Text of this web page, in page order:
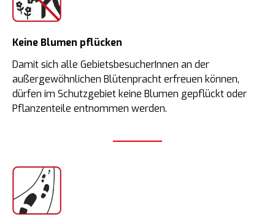
Keine Blumen pflücken
Damit sich alle Gebietsbesucher­Innen an der
außergewöhnlichen Blütenpracht erfreuen können,
dürfen im Schutzgebiet keine Blumen gepflückt oder
Pflanzenteile entnommen werden.